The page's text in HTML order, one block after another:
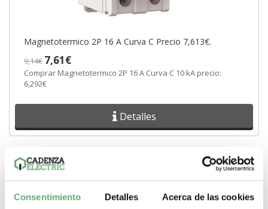
Consentimiento Detalles Acerca de las cookies
Magnetotermico 2P 16 A Curva C Precio 7,613€.
9,14€ 7,61€
Comprar Magnetotermico 2P 16 A Curva C 10 kA precio:
6,292€
Detalles